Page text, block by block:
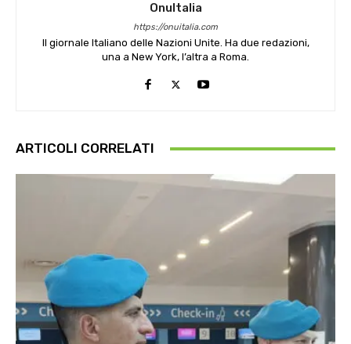
OnuItalia
https://onuitalia.com
Il giornale Italiano delle Nazioni Unite. Ha due redazioni,
una a New York, l’altra a Roma.
ARTICOLI CORRELATI